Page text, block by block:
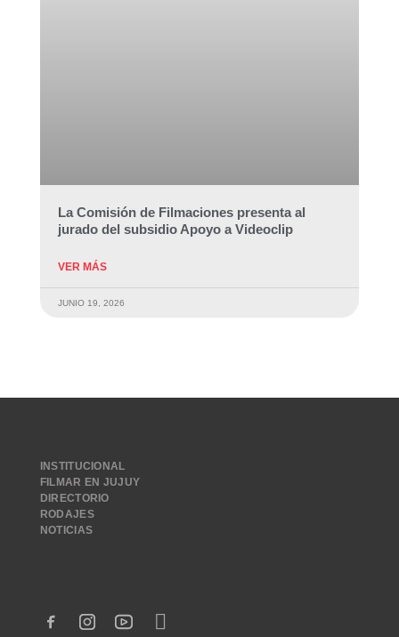
La Comisión de Filmaciones presenta al
jurado del subsidio Apoyo a Videoclip
VER MÁS
JUNIO 19, 2026
INSTITUCIONAL
FILMAR EN JUJUY
DIRECTORIO
RODAJES
NOTICIAS